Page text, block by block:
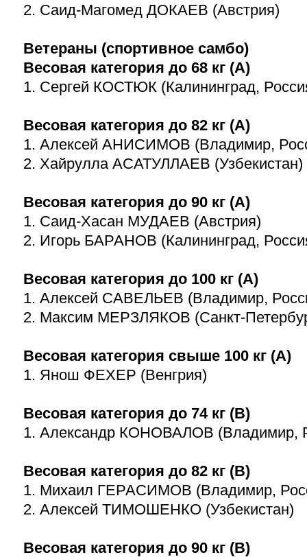
2. Саид-Магомед ДОКАЕВ (Австрия)
Ветераны (спортивное самбо)
Весовая категория до 68 кг (А)
1. Сергей КОСТЮК (Калининград,
Весовая категория до 82 кг (А)
1. Алексей АНИСИМОВ (Владимир,
2. Хайрулла АСАТУЛЛАЕВ (Узбекистан)
Весовая категория до 90 кг (А)
1. Саид-Хасан МУДАЕВ (Австрия)
2. Игорь БАРАНОВ (Калининград,
Весовая категория до 100 кг (А)
1. Алексей САВЕЛЬЕВ (Владимир,
2. Максим МЕРЗЛЯКОВ (Санкт-
Весовая категория свыше 100 кг (А)
1. Янош ФЕХЕР (Венгрия)
Весовая категория до 74 кг (В)
1. Александр КОНОВАЛОВ (Владимир,
Весовая категория до 82 кг (В)
1. Михаил ГЕРАСИМОВ (Владимир,
2. Алексей ТИМОШЕНКО (Узбекистан)
Весовая категория до 90 кг (В)